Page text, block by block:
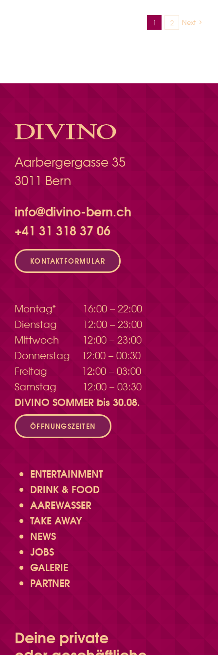
1 2 Next
Aarbergergasse 35
3011 Bern
info@divino-bern.ch
+41 31 318 37 06
KONTAKTFORMULAR
Montag*
16:00 – 22:00
Dienstag
12:00 – 23:00
Mittwoch
12:00 – 23:00
Donnerstag
12:00 – 00:30
Freitag
12:00 – 03:00
Samstag
12:00 – 03:30
DIVINO SOMMER bis 30.08.
ÖFFNUNGSZEITEN
ENTERTAINMENT
DRINK & FOOD
AAREWASSER
TAKE AWAY
NEWS
JOBS
GALERIE
PARTNER
Deine private